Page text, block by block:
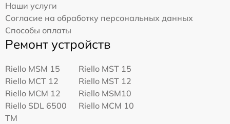
Наши услуги
Согласие на обработку персональных данных
Способы оплаты
Ремонт устройств
Riello MSM 15
Riello MST 15
Riello MCT 12
Riello MST 12
Riello MCM 12
Riello MSM10
Riello SDL 6500
TM
Riello MCM 10